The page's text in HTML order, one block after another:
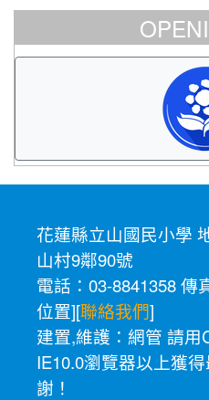
花蓮縣立山國民小學
山村9鄰90號
電話：03-8841358 傳
位置][聯絡我們]
建置,維護： 網管 請用
IE10.0瀏覽器以上獲
謝！